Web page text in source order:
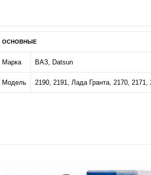
ОСНОВНЫЕ
Марка ВАЗ, Datsun
Модель 2190, 2191, Лада Гранта, 2170,